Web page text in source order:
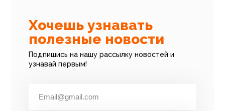
Хочешь узнавать
полезные новости
Подпишись на нашу рассылку новостей и
узнавай первым!